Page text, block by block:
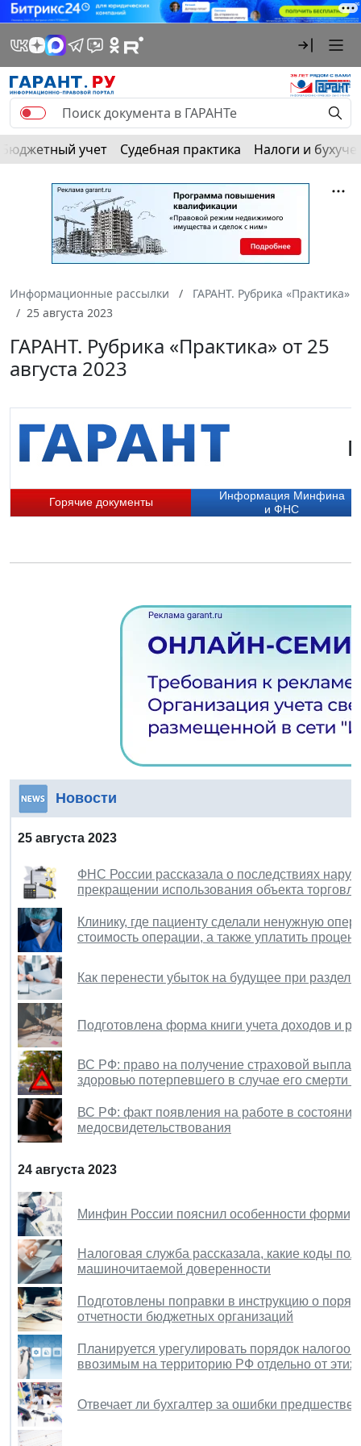
Бюджетный учет Судебная практика Налоги и
Информационные рассылки
ГАРАНТ. Рубрика «Практика»
25 августа 2023
ГАРАНТ. Рубрика «Практика» от 25
августа 2023
Горячие документы
Информация Минфина
и ФНС
Новости
25 августа 2023
ФНС России рассказала о последствиях
прекращении использования объекта торговли
Клинику, где пациенту сделали ненужную
стоимость операции, а также уплатить
Как перенести убыток на будущее при
Подготовлена форма книги учета доходов и
ВС РФ: право на получение страховой
здоровью потерпевшего в случае его смерти
ВС РФ: факт появления на работе в
медосвидетельствования
24 августа 2023
Минфин России пояснил особенности
Налоговая служба рассказала, какие коды
машиночитаемой доверенности
Подготовлены поправки в инструкцию о
отчетности бюджетных организаций
Планируется урегулировать порядок
ввозимым на территорию РФ отдельно от этих
Отвечает ли бухгалтер за ошибки